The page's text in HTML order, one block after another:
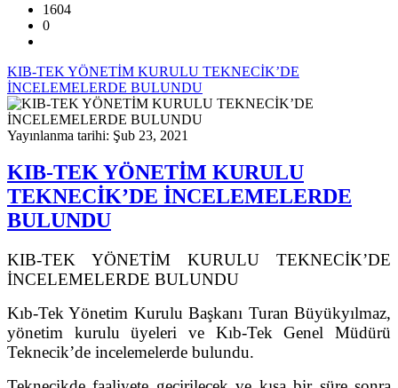
1604
0
KIB-TEK YÖNETİM KURULU TEKNECİK’DE
İNCELEMELERDE BULUNDU
Yayınlanma tarihi: Şub 23, 2021
KIB-TEK YÖNETİM KURULU
TEKNECİK’DE İNCELEMELERDE
BULUNDU
KIB-TEK YÖNETİM KURULU TEKNECİK’DE
İNCELEMELERDE BULUNDU
Kıb-Tek Yönetim Kurulu Başkanı Turan Büyükyılmaz,
yönetim kurulu üyeleri ve Kıb-Tek Genel Müdürü
Teknecik’de incelemelerde bulundu.